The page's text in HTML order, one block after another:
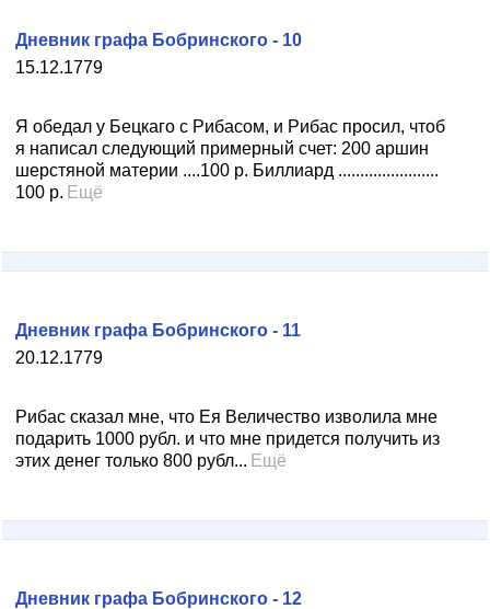
15.12.1779
Дневник графа Бобринского - 10
Я обедал у Бецкаго с Рибасом, и Рибас просил, чтоб
я написал следующий примерный счет: 200 аршин
шерстяной материи ....100 р. Биллиард .......................
100 р. Ещё
20.12.1779
Дневник графа Бобринского - 11
Рибас сказал мне, что Ея Величество изволила мне
подарить 1000 рубл. и что мне придется получить из
этих денег только 800 рубл... Ещё
Дневник графа Бобринского - 12